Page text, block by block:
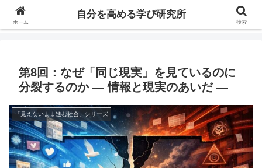
自分の価値を高めるための学びについて研究し、セミナーや情報（ブログ、動
第8回：なぜ「同じ現実」を見ているのに
分裂するのか ― 情報と現実のあいだ ―
「見えないまま進む社会」シリーズ
ホーム
自分を高める学び研究所
検索